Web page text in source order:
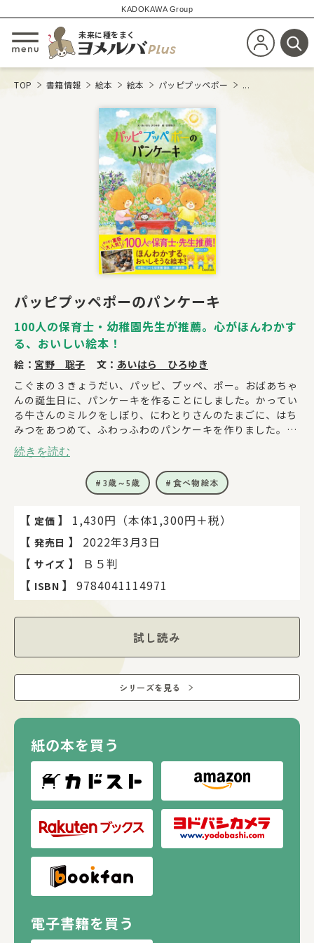
KADOKAWA Group
メニューを開閉する
未来に種をまく
新規会員登
検
TOP 書籍情報 絵本 絵本 パッピプッペポー ...
パッピプッペポーのパンケーキ
100人の保育士・幼稚園先生が推薦。心がほんわかす
る、おいしい絵本！
絵： 宮野 聡子 文： あいはら ひろゆき
こぐまの３きょうだい、パッピ、プッペ、ポー。おばあちゃ
んの誕生日に、パンケーキを作ることにしました。かってい
る牛さんのミルクをしぼり、にわとりさんのたまごに、はち
みつをあつめて、ふわっふわのパンケーキを作りました。
「ちょっと、おあじみしてみようか？」パッピ、プッペ、ポ
ーがあじみをしているうちに、パンケーキはどんどん、どん
どん小さくなって……。おばあちゃんの誕生日はどうなっち
こぐまの３きょうだい、パッピ、プッペ、ポーによる、ほん
『いちばんしあわせなおくりもの』で第７回リブロ絵本大賞
受賞の宮野聡子さんと、大人気シリーズ「くまのがっこう」
の、あいはらひろゆきさんが長い年月をかけて、ていねいに
作った絵本！
続きを読む
3歳～5歳 食べ物絵本
【 定価 】
1,430円（本体1,300円＋税）
【 発売日 】
2022年3月3日
【 サイズ 】
Ｂ５判
【 ISBN 】 9784041114971
試し読み
シリーズを見る
紙の本を買う
電子書籍を買う